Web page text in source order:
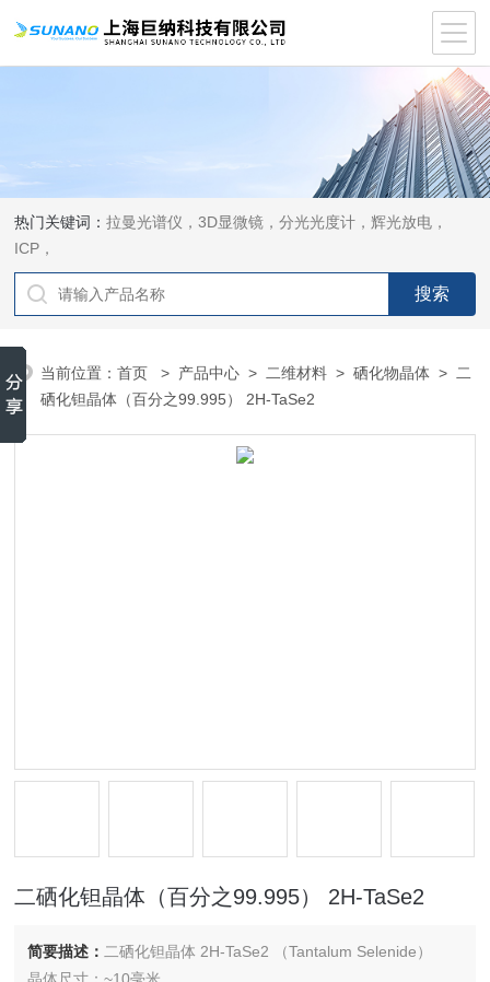
热门关键词：拉曼光谱仪，3D显微镜，分光光度计，辉光放电，
ICP，
当前位置：首页 > 产品中心 > 二维材料 >硒化物晶体 > 二
硒化钽晶体（百分之99.995） 2H-TaSe2
二硒化钽晶体（百分之99.995） 2H-TaSe2
简要描述： 二硒化钽晶体 2H-TaSe2 （Tantalum Selenide）